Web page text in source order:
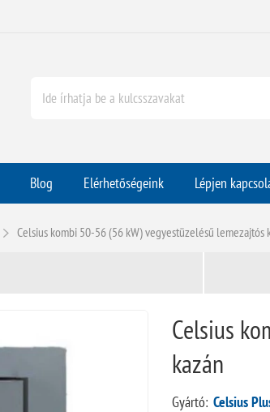
Blog Elérhetőségeink Lépjen
Celsius kombi 50-56 (56 kW) vegyestüzelésű lemezajtós
Celsius
kazán
Gyártó: Celsius